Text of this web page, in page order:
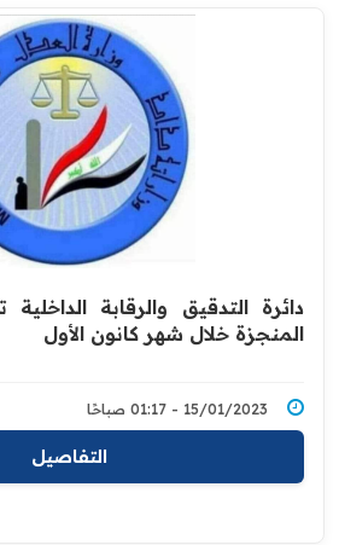
دائرة التدقيق والرقابة
المنجزة خلال شهر كانون الأول
15/01/2023 - 01:17 صباحًا
التفاصيل